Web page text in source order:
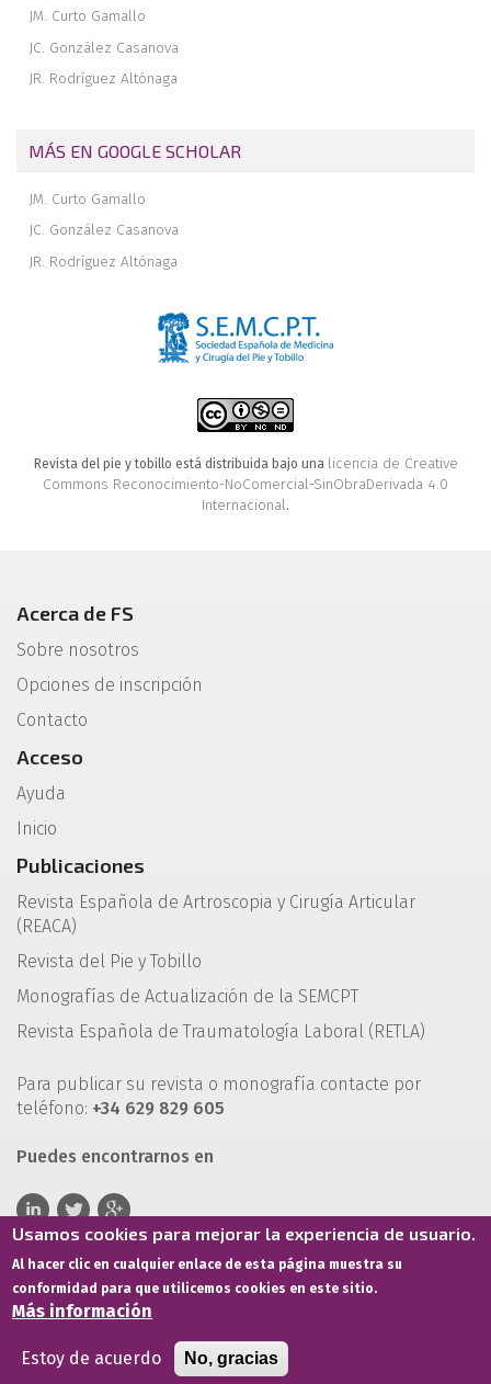
JM. Curto Gamallo
JC. González Casanova
JR. Rodríguez Altónaga
MÁS EN GOOGLE SCHOLAR
JM. Curto Gamallo
JC. González Casanova
JR. Rodríguez Altónaga
Revista del pie y tobillo está distribuida bajo una licencia de Creative
Commons Reconocimiento-NoComercial-SinObraDerivada 4.0
Internacional.
Acerca de FS
Sobre nosotros
Opciones de inscripción
Contacto
Acceso
Ayuda
Inicio
Publicaciones
Revista Española de Artroscopia y Cirugía Articular
(REACA)
Revista del Pie y Tobillo
Monografías de Actualización de la SEMCPT
Revista Española de Traumatología Laboral (RETLA)
Para publicar su revista o monografía contacte por
teléfono: +34 629 829 605
Puedes encontrarnos en
Términos de servicio Política de privacidad
Usamos cookies para mejorar la experiencia de usuario.
Al hacer clic en cualquier enlace de esta página muestra su
conformidad para que utilicemos cookies en este sitio.
Más información
Estoy de acuerdo No, gracias